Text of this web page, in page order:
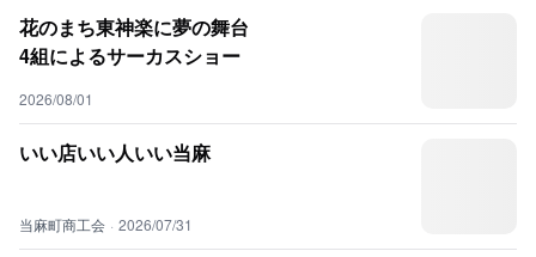
花のまち東神楽に夢の舞台
4組によるサーカスショー
2026/08/01
いい店いい人いい当麻
当麻町商工会 · 2026/07/31